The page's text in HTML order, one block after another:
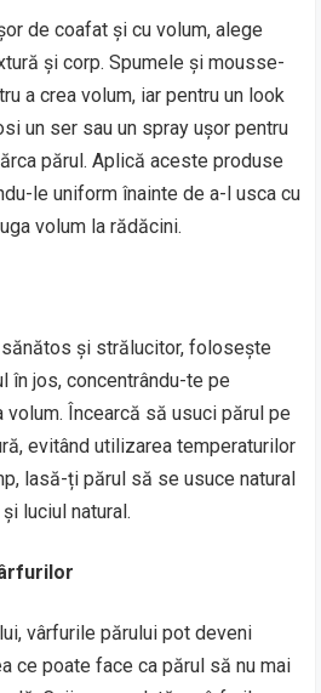
de coafat și cu volum, alege
și corp. Spumele și mousse-
a crea volum, iar pentru un look
un ser sau un spray ușor pentru
părul. Aplică aceste produse
le uniform înainte de a-l usca cu
volum la rădăcini.
și strălucitor, folosește
în jos, concentrându-te pe
volum. Încearcă să usuci părul pe
evitând utilizarea temperaturilor
lasă-ți părul să se usuce natural
luciul natural.
vârfurile părului pot deveni
ce poate face ca părul să nu mai